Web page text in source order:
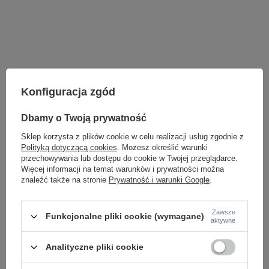
KINKIETY NAD LUSTRO
ŻYRANDOLE
LAMPKI NOCNE
ŻYRANDOLE KRYSZTAŁOWE
LAMPY WISZĄCE CZARNE
LAMPY WISZĄCE - OKRĘGI
Konfiguracja zgód
Dbamy o Twoją prywatność
Sklep korzysta z plików cookie w celu realizacji usług zgodnie z
Polityką dotyczącą cookies. Możesz określić warunki
przechowywania lub dostępu do cookie w Twojej przeglądarce.
Więcej informacji na temat warunków i prywatności można
znaleźć także na stronie Prywatność i warunki Google.
Funkcjonalne pliki cookie (wymagane)
Zawsze
aktywne
Analityczne pliki cookie